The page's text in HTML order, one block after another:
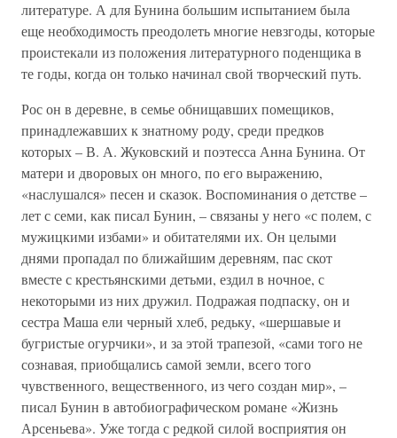
литературе. А для Бунина большим испытанием была
еще необходимость преодолеть многие невзгоды, которые
проистекали из положения литературного поденщика в
те годы, когда он только начинал свой творческий путь.
Рос он в деревне, в семье обнищавших помещиков,
принадлежавших к знатному роду, среди предков
которых – В. А. Жуковский и поэтесса Анна Бунина. От
матери и дворовых он много, по его выражению,
«наслушался» песен и сказок. Воспоминания о детстве –
лет с семи, как писал Бунин, – связаны у него «с полем, с
мужицкими избами» и обитателями их. Он целыми
днями пропадал по ближайшим деревням, пас скот
вместе с крестьянскими детьми, ездил в ночное, с
некоторыми из них дружил. Подражая подпаску, он и
сестра Маша ели черный хлеб, редьку, «шершавые и
бугристые огурчики», и за этой трапезой, «сами того не
сознавая, приобщались самой земли, всего того
чувственного, вещественного, из чего создан мир», –
писал Бунин в автобиографическом романе «Жизнь
Арсеньева». Уже тогда с редкой силой восприятия он